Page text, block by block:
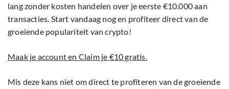
lang zonder kosten handelen over je eerste €10.000 aan
transacties. Start vandaag nog en profiteer direct van de
groeiende populariteit van crypto!
Maak je account en Claim je €10 gratis.
Mis deze kans niet om direct te profiteren van de groeiende